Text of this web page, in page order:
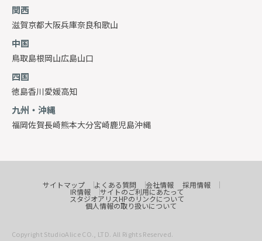
関西
滋賀京都大阪兵庫奈良和歌山
中国
鳥取島根岡山広島山口
四国
徳島香川愛媛高知
九州・沖縄
福岡佐賀長崎熊本大分宮崎鹿児島沖縄
サイトマップ よくある質問 会社情報 採用情報
IR情報 サイトのご利用にあたって
スタジオアリスHPのリンクについて
個人情報の取り扱いについて
Copyright StudioAlice CO., LTD. All Rights Reserved.